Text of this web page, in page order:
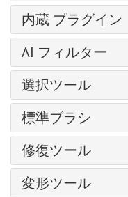
輝くイラスト
クローンスタンプ
写真から人物を
クロマキー
SmartMask プラ
粒子＆流線
写真をパステル
芸術的効果
油絵効果
操作方法
新規イメージの
AKVIS形式
カラースペース
画像のサイズ変
グラフィック タ
バッチ処理
バッチ変換
印刷
レイヤー効果
レイヤー マスク
クリッピング マ
ブレンド モード
明るさによるブ
チャンネル
選択範囲
履歴
色
明るさ/コントラ
露出度
部分的な彩度
色相/彩度
フォトフィルタ
色バランス
特定色域の選択
カラー ルックア
反転
芸術的効果
— コミック
— ハーフトーン
— リノカット効
— ペン & インク
— 鉛筆画
— 写真複写
— ステンシル
— 粗いエッジ(縁）
内蔵 プラグイン
AirBrush
Enhancer
HDRFactory
LightShop
MakeUp
NatureArt
Neon
Noise Buster
AI フィルター
イメージを拡大
JPEG アーティ
モーション デブ
ノイズ除去
選択ツール
基本選択ツール
自動選択ツール
クイック選択ツ
被写体の選択 AI
主被写体を選択
標準ブラシ
カラーブラシ
色鉛筆
スプレーツール
修復ツール
調整ブラシ
変形ツール